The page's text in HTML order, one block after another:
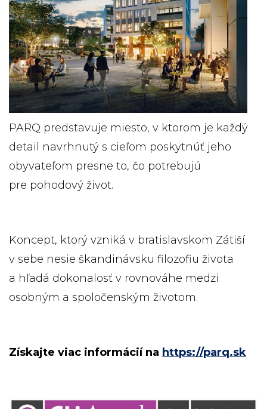
PARQ predstavuje miesto, v ktorom je každý
detail navrhnutý s cieľom poskytnúť jeho
obyvateľom presne to, čo potrebujú
pre pohodový život.
Koncept, ktorý vzniká v bratislavskom Zátiší
v sebe nesie škandinávsku filozofiu života
a hľadá dokonalosť v rovnováhe medzi
osobným a spoločenským životom.
Získajte viac informácií na https://parq.sk